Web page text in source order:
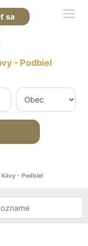
sa
- Podbiel
- Podbiel